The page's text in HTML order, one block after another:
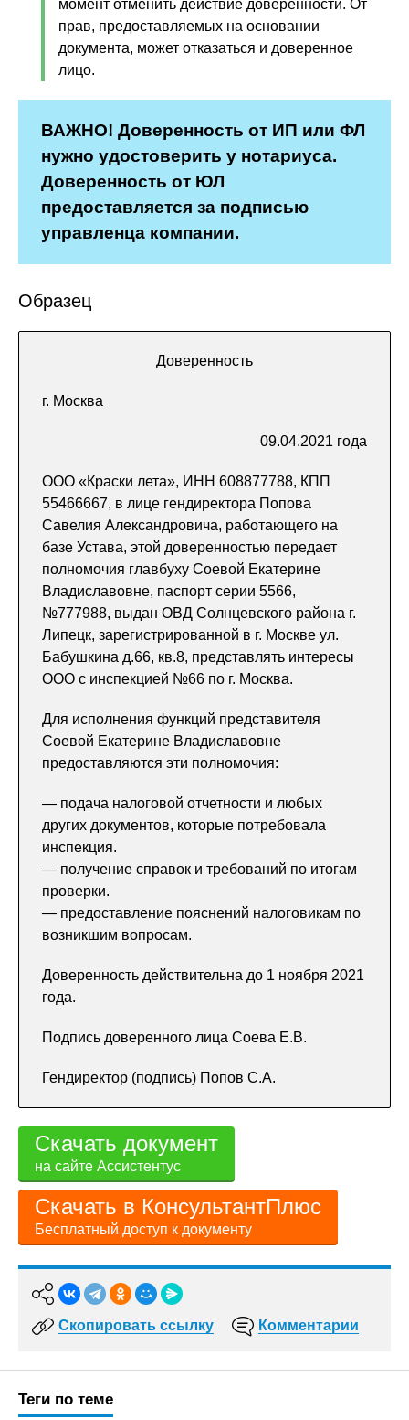
момент отменить действие доверенности. От
прав, предоставляемых на основании
документа, может отказаться и доверенное
лицо.
ВАЖНО! Доверенность от ИП или ФЛ
нужно удостоверить у нотариуса.
Доверенность от ЮЛ
предоставляется за подписью
управленца компании.
Образец
Доверенность
г. Москва
09.04.2021 года
ООО «Краски лета», ИНН 608877788, КПП
55466667, в лице гендиректора Попова
Савелия Александровича, работающего на
базе Устава, этой доверенностью передает
полномочия главбуху Соевой Екатерине
Владиславовне, паспорт серии 5566,
№777988, выдан ОВД Солнцевского района г.
Липецк, зарегистрированной в г. Москве ул.
Бабушкина д.66, кв.8, представлять интересы
ООО с инспекцией №66 по г. Москва.
Для исполнения функций представителя
Соевой Екатерине Владиславовне
предоставляются эти полномочия:
— подача налоговой отчетности и любых
других документов, которые потребовала
инспекция.
— получение справок и требований по итогам
проверки.
— предоставление пояснений налоговикам по
возникшим вопросам.
Доверенность действительна до 1 ноября 2021
года.
Подпись доверенного лица Соева Е.В.
Гендиректор (подпись) Попов С.А.
Скачать документ
на сайте Ассистентус
Скачать в КонсультантПлюс
Бесплатный доступ к документу
Скопировать ссылку Комментарии
Теги по теме